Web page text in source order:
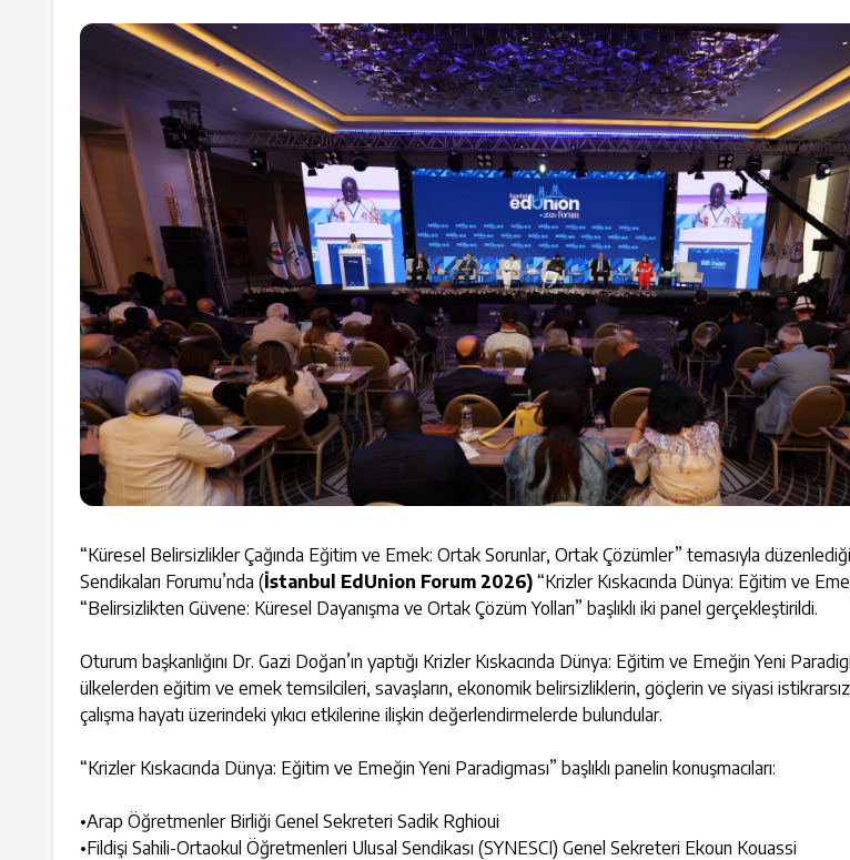
“Küresel Belirsizlikler Çağında Eğitim ve Emek: Ortak Sorunlar, Ortak Çözümler” temasıyla
Sendikaları Forumu’nda (İstanbul EdUnion Forum 2026) “Krizler Kıskacında Dünya: Eğitim ve
“Belirsizlikten Güvene: Küresel Dayanışma ve Ortak Çözüm Yolları” başlıklı iki panel gerçekleştirildi.
Oturum başkanlığını Dr. Gazi Doğan’ın yaptığı Krizler Kıskacında Dünya: Eğitim ve Emeğin Yeni
ülkelerden eğitim ve emek temsilcileri, savaşların, ekonomik belirsizliklerin, göçlerin ve siyasi
çalışma hayatı üzerindeki yıkıcı etkilerine ilişkin değerlendirmelerde bulundular.
“Krizler Kıskacında Dünya: Eğitim ve Emeğin Yeni Paradigması” başlıklı panelin konuşmacıları:
•​Arap Öğretmenler Birliği Genel Sekreteri Sadik Rghioui
•​Fildişi Sahili-Ortaokul Öğretmenleri Ulusal Sendikası (SYNESCI) Genel Sekreteri Ekoun Kouassi